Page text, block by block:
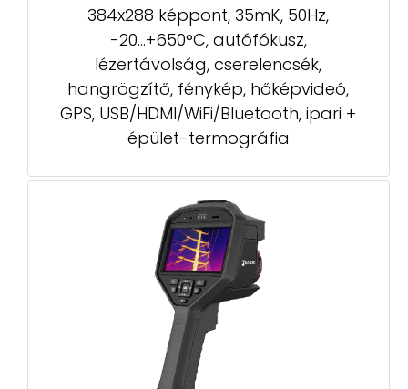
384x288 képpont, 35mK, 50Hz,
-20...+650°C, autófókusz,
lézertávolság, cserelencsék,
hangrögzítő, fénykép, hőképvideó,
GPS, USB/HDMI/WiFi/Bluetooth, ipari +
épület-termográfia